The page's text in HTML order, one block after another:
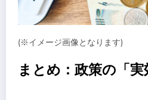
(※イメージ画像となります)
まとめ：政策の「